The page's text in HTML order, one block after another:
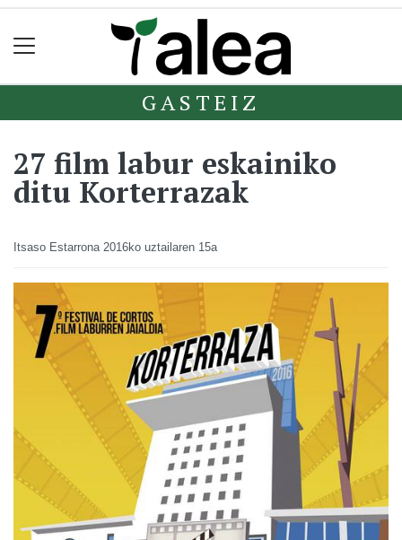
GASTEIZ
27 film labur eskainiko
ditu Korterrazak
Itsaso Estarrona 2016ko uztailaren 15a